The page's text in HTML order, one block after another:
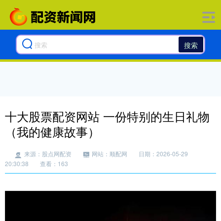
搜索
十大股票配资网站 一份特别的生日礼物
（我的健康故事）
来源：股点网配资 网站：顺配网
日期：2026-05-29
20:30:38
查看：163